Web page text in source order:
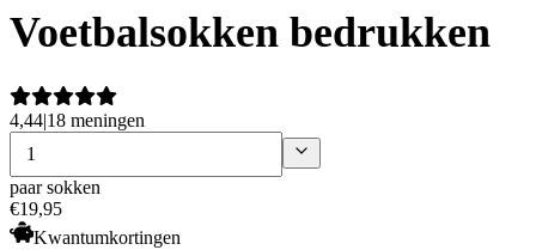
Voetbalsokken bedrukken
4,44|18 meningen
paar sokken
€19,95
Kwantumkortingen